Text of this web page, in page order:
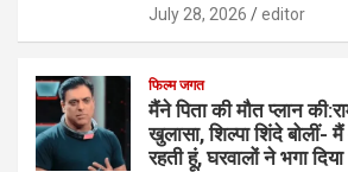
July 28, 2026 editor
फिल्म जगत
मैंने पिता की मौत प्लान
खुलासा, शिल्पा शिंदे बोलीं-
रहती हूं, घरवालों ने भगा दिया